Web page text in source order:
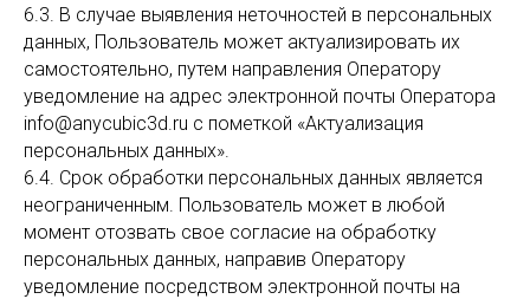
6.3. В случае выявления неточностей в персональных
данных, Пользователь может актуализировать их
самостоятельно, путем направления Оператору
уведомление на адрес электронной почты Оператора
info@anycubic3d.ru с пометкой «Актуализация
персональных данных».
6.4. Срок обработки персональных данных является
неограниченным. Пользователь может в любой
момент отозвать свое согласие на обработку
персональных данных, направив Оператору
уведомление посредством электронной почты на